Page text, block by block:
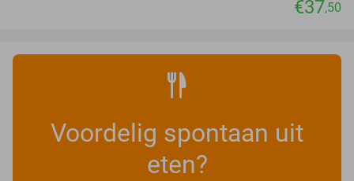
€37,50
Voordelig spontaan uit
eten?